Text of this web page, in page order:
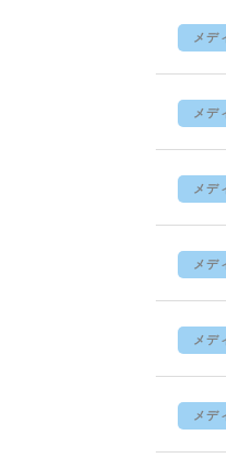
メデ
メデ
メデ
メデ
メデ
メデ